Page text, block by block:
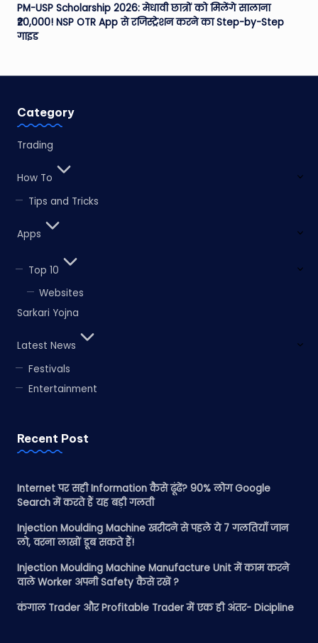
PM-USP Scholarship 2026: मेधावी छात्रों को मिलेंगे सालाना
₹20,000! NSP OTR App से रजिस्ट्रेशन करने का Step-by-Step
गाइड
Category
Trading
How To
Tips and Tricks
Apps
Top 10
Websites
Sarkari Yojna
Latest News
Festivals
Entertainment
Recent Post
Internet पर सही Information कैसे ढूंढें? 90% लोग Google
Search में करते हैं यह बड़ी गलती
Injection Moulding Machine खरीदने से पहले ये 7 गलतियाँ जान
लो, वरना लाखों डूब सकते हैं!
Injection Moulding Machine Manufacture Unit में काम करने
वाले Worker अपनी Safety कैसे रखें ?
कंगाल Trader और Profitable Trader में एक ही अंतर- Dicipline